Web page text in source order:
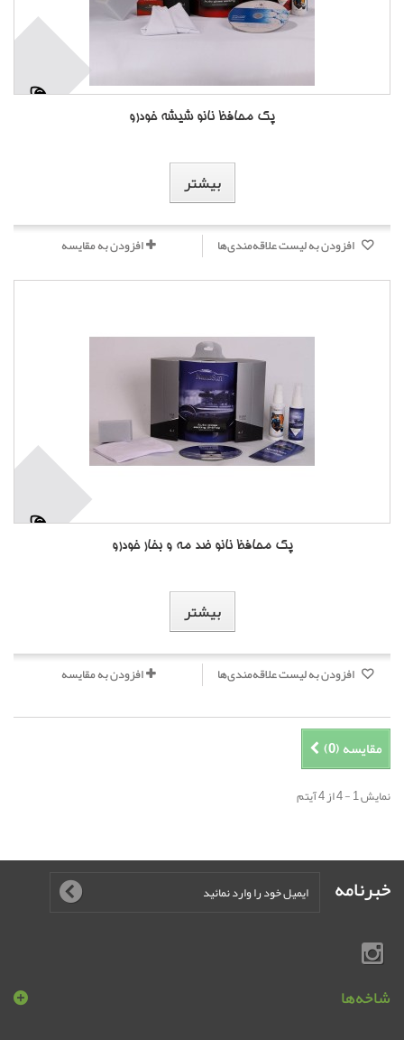
پک محافظ نانو شیشه خودرو
بیشتر
افزودن به لیست علاقه‌مندی‌ها افزودن به مقایسه
پک محافظ نانو ضد مه و بخار خودرو
بیشتر
افزودن به لیست علاقه‌مندی‌ها افزودن به مقایسه
مقایسه (0
)
نمایش 1 - 4 از 4 آیتم
خبرنامه
شاخه‌ها